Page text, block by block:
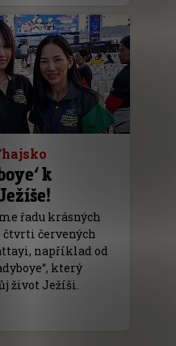
k
řadu krásných
čtvrti červených
například od
který
život Ježíši.